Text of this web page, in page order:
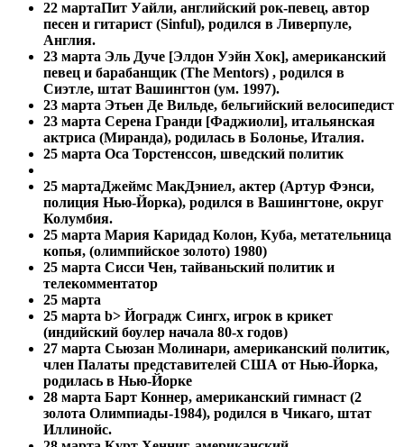
22 мартаПит Уайли, английский рок-певец, автор
песен и гитарист (Sinful), родился в Ливерпуле,
Англия.
23 марта Эль Дуче [Элдон Уэйн Хок], американский
певец и барабанщик (The Mentors) , родился в
Сиэтле, штат Вашингтон (ум. 1997).
23 марта Этьен Де Вильде, бельгийский велосипедист
23 марта Серена Гранди [Фаджиоли], итальянская
актриса (Миранда), родилась в Болонье, Италия.
25 марта Оса Торстенссон, шведский политик
25 мартаДжеймс МакДэниел, актер (Артур Фэнси,
полиция Нью-Йорка), родился в Вашингтоне, округ
Колумбия.
25 марта Мария Каридад Колон, Куба, метательница
копья, (олимпийское золото) 1980)
25 марта Сисси Чен, тайваньский политик и
телекомментатор
25 марта
25 марта b> Йоградж Сингх, игрок в крикет
(индийский боулер начала 80-х годов)
27 марта Сьюзан Молинари, американский политик,
член Палаты представителей США от Нью-Йорка,
родилась в Нью-Йорке
28 марта Барт Коннер, американский гимнаст (2
золота Олимпиады-1984), родился в Чикаго, штат
Иллинойс.